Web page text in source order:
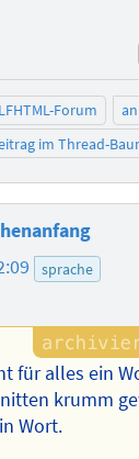
Forum
im Thread-
sprache
für alles ein
krumm
Wort.